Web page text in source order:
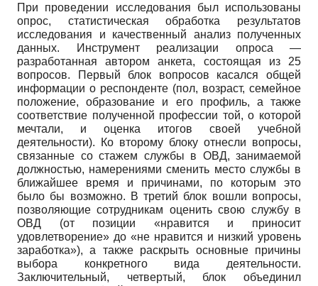
При проведении исследования был использованы
опрос, статистическая обработка результатов
исследования и качественный анализ полученных
данных. Инструмент реализации опроса —
разработанная автором анкета, состоящая из 25
вопросов. Первый блок вопросов касался общей
информации о респонденте (пол, возраст, семейное
положение, образование и его профиль, а также
соответствие полученной профессии той, о которой
мечтали, и оценка итогов своей учебной
деятельности). Ко второму блоку отнесли вопросы,
связанные со стажем службы в ОВД, занимаемой
должностью, намерениями сменить место службы в
ближайшее время и причинами, по которым это
было бы возможно. В третий блок вошли вопросы,
позволяющие сотрудникам оценить свою службу в
ОВД (от позиции «нравится и приносит
удовлетворение» до «не нравится и низкий уровень
заработка»), а также раскрыть основные причины
выбора конкретного вида деятельности.
Заключительный, четвертый, блок объединил